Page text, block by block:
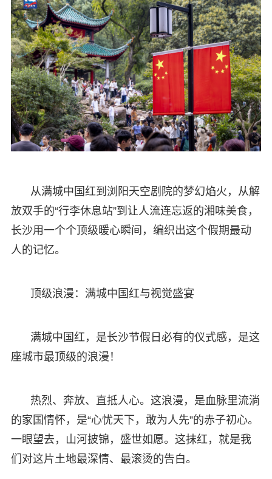
从满城中国红到浏阳天空剧院的梦幻焰火，从解
放双手的“行李休息站”到让人流连忘返的湘味美食，
长沙用一个个顶级暖心瞬间，编织出这个假期最动
人的记忆。
顶级浪漫：满城中国红与视觉盛宴
满城中国红，是长沙节假日必有的仪式感，是这
座城市最顶级的浪漫！
热烈、奔放、直抵人心。这浪漫，是血脉里流淌
的家国情怀，是“心忧天下，敢为人先”的赤子初心。
一眼望去，山河披锦，盛世如愿。这抹红，就是我
们对这片土地最深情、最滚烫的告白。